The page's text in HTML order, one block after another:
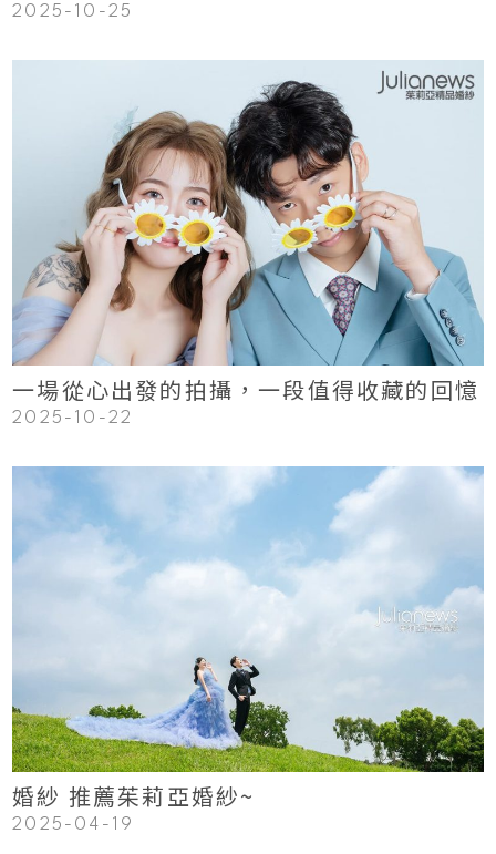
2025-10-25
123
Read More
一場從心出發的拍攝，一段值得收藏的回憶
2025-10-22
123
Read More
婚紗 推薦茱莉亞婚紗~
2025-04-19